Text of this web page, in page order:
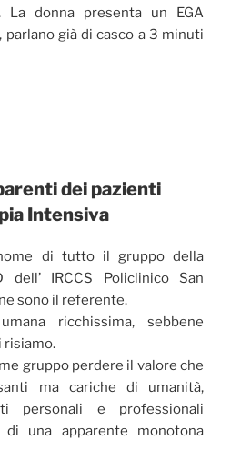
La donna presenta un EGA
già di casco a 3 minuti
dei pazienti
Intensiva
di tutto il gruppo della
dell’ IRCCS Policlinico San
sono il referente.
ricchissima, sebbene
risiamo.
gruppo perdere il valore che
ma cariche di umanità,
personali e professionali
una apparente monotona